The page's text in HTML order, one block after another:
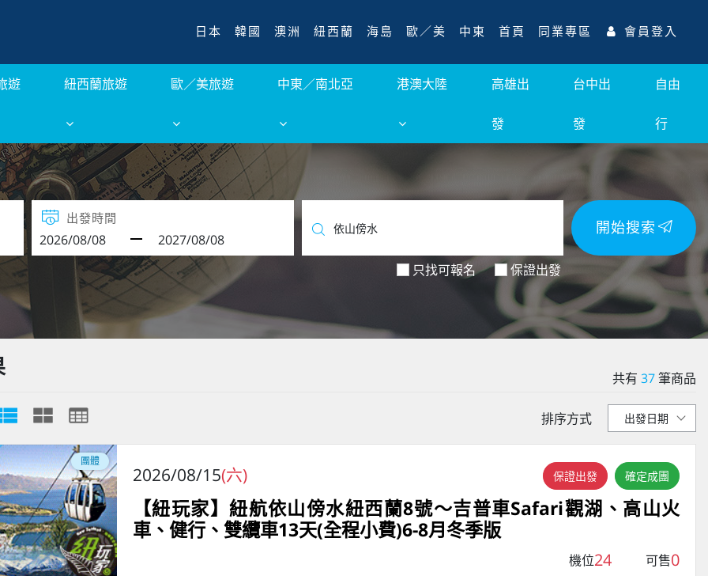
日本 韓國 澳洲 紐西蘭 海島 歐／美 中東 首頁 同業專區 會員登入
遊 紐西蘭旅遊 歐／美旅遊 中東／南北亞 港澳大陸 高雄出
發
台中出
發
自由
行
出發時間
只找可報名 保證出發
開始搜索
共有 37筆商品
排序方式
團體
2026/08/15(六) 保證出發 確定成團
【紐玩家】紐航依山傍水紐西蘭8號～吉普車Safari觀湖、高山火
車、健行、雙纜車13天(全程小費)6-8月冬季版
機位24 可售0